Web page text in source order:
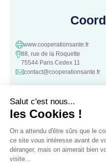
www.cooperationsante.fr
88, rue de la Roquette
75544 Paris Cedex 11
contact@cooperationsante.fr
Contact
Une question, une
N’hésitez pas à nous